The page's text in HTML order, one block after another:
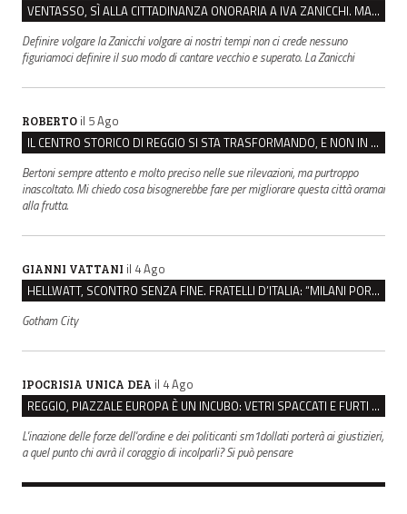
VENTASSO, SÌ ALLA CITTADINANZA ONORARIA A IVA ZANICCHI. MA BARGIACCHI: “È DI PESSIMO GUSTO”
Definire volgare la Zanicchi volgare ai nostri tempi non ci crede nessuno
figuriamoci definire il suo modo di cantare vecchio e superato. La Zanicchi
ROBERTO il 5 Ago
IL CENTRO STORICO DI REGGIO SI STA TRASFORMANDO, E NON IN MEGLIO
Bertoni sempre attento e molto preciso nelle sue rilevazioni, ma purtroppo
inascoltato. Mi chiedo cosa bisognerebbe fare per migliorare questa città oramai
alla frutta.
GIANNI VATTANI il 4 Ago
HELLWATT, SCONTRO SENZA FINE. FRATELLI D’ITALIA: “MILANI PORTA DOCUMENTI, DE FRANCO INSULTI”
Gotham City
IPOCRISIA UNICA DEA il 4 Ago
REGGIO, PIAZZALE EUROPA È UN INCUBO: VETRI SPACCATI E FURTI SULLE AUTO IN SOSTA
L'inazione delle forze dell'ordine e dei politicanti sm1dollati porterà ai giustizieri,
a quel punto chi avrà il coraggio di incolparli? Si può pensare